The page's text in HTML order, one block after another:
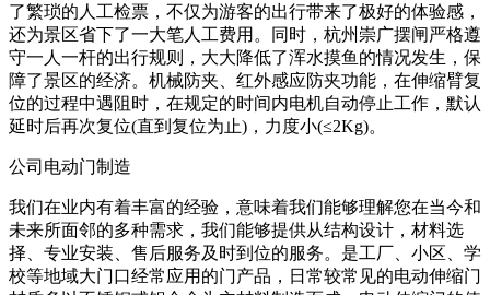
了繁琐的人工检票，不仅为游客的出行带来了极好的体验感，
还为景区省下了一大笔人工费用。同时，杭州崇广摆闸严格遵
守一人一杆的出行规则，大大降低了浑水摸鱼的情况发生，保
障了景区的经济。机械防夹、红外感应防夹功能，在伸缩臂复
位的过程中遇阻时，在规定的时间内电机自动停止工作，默认
延时后再次复位(直到复位为止)，力度小(≤2Kg)。
公司电动门制造
我们在业内有着丰富的经验，意味着我们能够理解您在当今和
未来所面邻的多种需求，我们能够提供从结构设计，材料选
择、专业安装、售后服务及时到位的服务。是工厂、小区、学
校等地域大门口经常应用的门产品，日常较常见的电动伸缩门